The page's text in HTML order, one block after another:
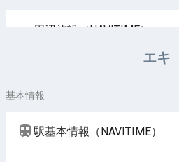
周辺施設（NAVITIME）
エキ
基本情報
駅基本情報（NAVITIME）